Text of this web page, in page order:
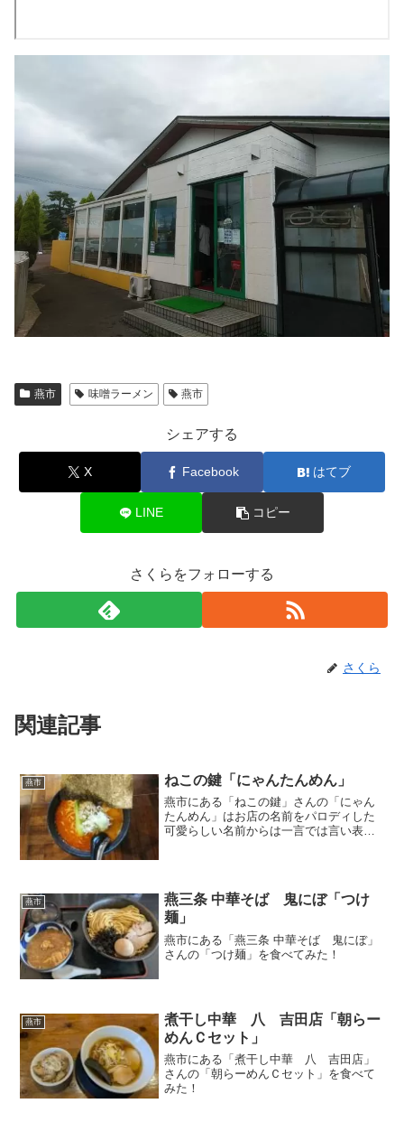
燕市 味噌ラーメン 燕市
シェアする
X Facebook はてブ
LINE コピー
さくらをフォローする
さくら
関連記事
燕市 ねこの鍵「にゃんたんめん」
燕市にある「ねこの鍵」さんの「にゃん
たんめん」はお店の名前をパロディした
可愛らしい名前からは一言では言い表せ
燕市
燕三条 中華そば 鬼にぼ「つけ
麺」
燕市にある「燕三条 中華そば 鬼にぼ」
さんの「つけ麺」を食べてみた！
燕市
煮干し中華 八 吉田店「朝らー
めんＣセット」
燕市にある「煮干し中華 八 吉田店」
さんの「朝らーめんＣセット」を食べて
みた！